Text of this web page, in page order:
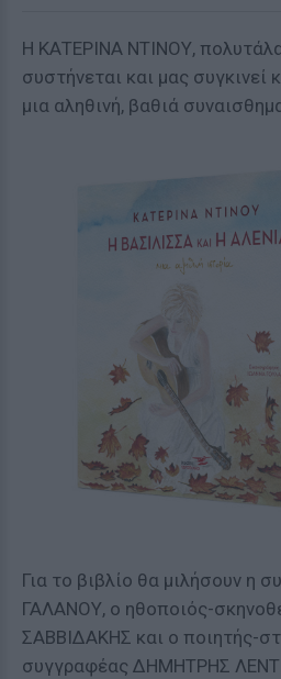
Η ΚΑΤΕΡΙΝΑ ΝΤΙΝΟΥ,
συστήνεται και μας
μια αληθινή, βαθιά
Για το βιβλίο θα μιλήσουν η
ΓΑΛΑΝΟΥ, ο ηθοποιός-
ΣΑΒΒΙΔΑΚΗΣ και ο ποιητής-
συγγραφέας ΔΗΜΗΤΡΗΣ